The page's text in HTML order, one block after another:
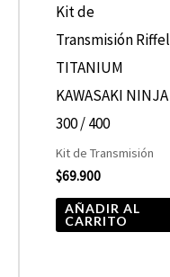
Kit de
Transmisión Riffel
TITANIUM
KAWASAKI NINJA
300 / 400
Kit de Transmisión
$69.900
AÑADIR AL
CARRITO